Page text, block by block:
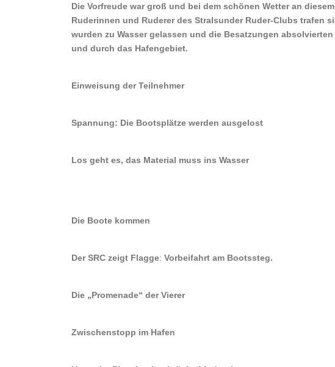
Die Vorfreude war groß und bei dem schönen Wetter an
Ruderinnen und Ruderer des Stralsunder Ruder-Clubs trafen
wurden zu Wasser gelassen und die Besatzungen
und durch das Hafengebiet.
Einweisung der Teilnehmer
Spannung: Die Bootsplätze werden ausgelost
Los geht es, das Material muss ins Wasser
Die Boote kommen
Der SRC zeigt Flagge: Vorbeifahrt am Bootssteg.
Die „Promenade“ der Vierer
Zwischenstopp im Hafen